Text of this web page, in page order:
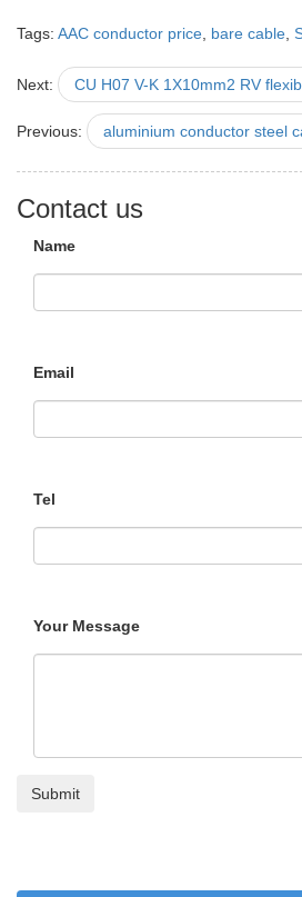
Tags: AAC conductor price bare cable
Next: CU H07 V-K 1X10mm2 RV
Previous: aluminium conductor steel
Contact us
Name
Email
Tel
Your Message